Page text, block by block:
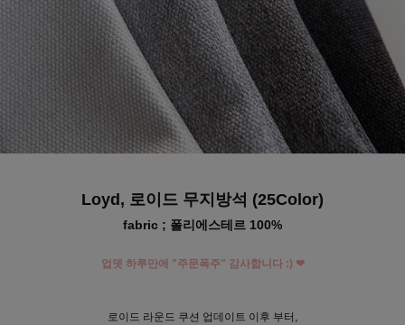
Loyd, 로이드 무지방석 (25Color)
fabric ; 폴리에스테르 100%
업뎃 하루만에 "주문폭주" 감사합니다 :) ❤
로이드 라운드 쿠션 업데이트 이후 부터,